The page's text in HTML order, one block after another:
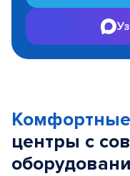
Комфортные
центры с